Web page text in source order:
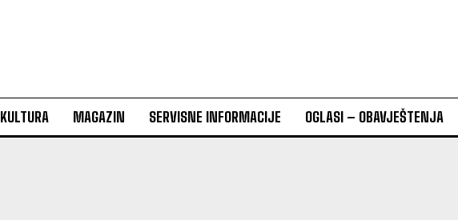
KULTURA MAGAZIN SERVISNE INFORMACIJE OGLASI – OBAVJEŠTENJA